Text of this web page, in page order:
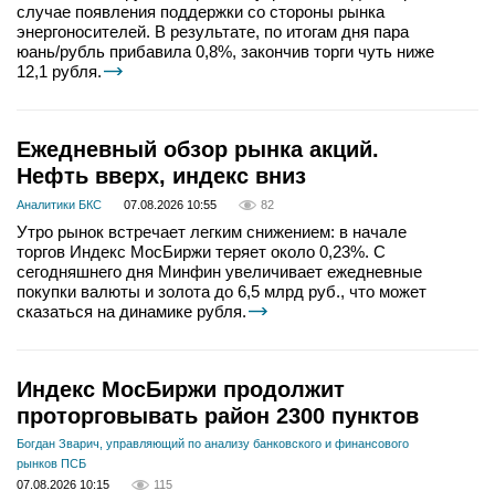
случае появления поддержки со стороны рынка
энергоносителей. В результате, по итогам дня пара
юань/рубль прибавила 0,8%, закончив торги чуть ниже
12,1 рубля.
Ежедневный обзор рынка акций.
Нефть вверх, индекс вниз
Аналитики БКС 07.08.2026 10:55 82
Утро рынок встречает легким снижением: в начале
торгов Индекс МосБиржи теряет около 0,23%. С
сегодняшнего дня Минфин увеличивает ежедневные
покупки валюты и золота до 6,5 млрд руб., что может
сказаться на динамике рубля.
Индекс МосБиржи продолжит
проторговывать район 2300 пунктов
Богдан Зварич, управляющий по анализу банковского и финансового
рынков ПСБ
07.08.2026 10:15
115